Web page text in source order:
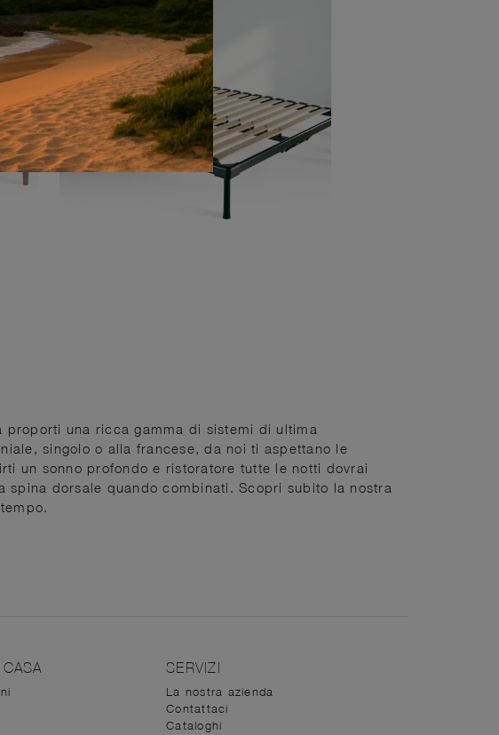
una ricca gamma di sistemi di ultima
singolo o alla francese, da noi ti aspettano le
un sonno profondo e ristoratore tutte le notti dovrai
dorsale quando combinati. Scopri subito la nostra
SERVIZI
La nostra azienda
Contattaci
Cataloghi